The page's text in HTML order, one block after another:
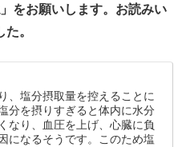
をお願いします。お読みい
。
、塩分摂取量を控えることに
分を摂りすぎると体内に水分
なり、血圧を上げ、心臓に負
になるそうです。このため塩